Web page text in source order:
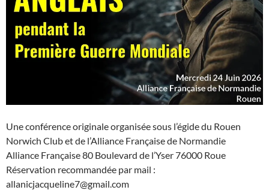
Une conférence originale organisée sous l’égide du Rouen
Norwich Club et de l’Alliance Française de Normandie
Alliance Française 80 Boulevard de l’Yser 76000 Roue
Réservation recommandée par mail :
allanicjacqueline7@gmail.com